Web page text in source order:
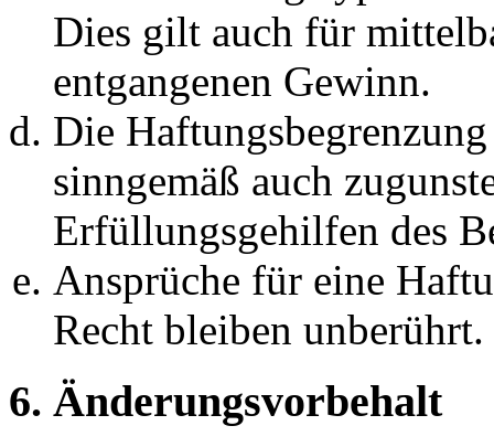
Dies gilt auch für
entgangenen Gewinn.
Die
sinngemäß auch
Erfüllungsgehilfen des
Ansprüche für eine
Recht bleiben unberührt.
6. Änderungsvorbehalt